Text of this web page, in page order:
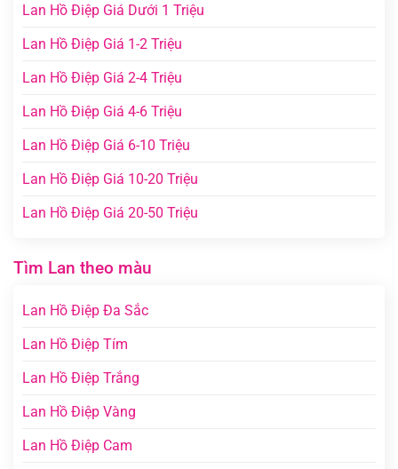
Lan Hồ Điệp Giá Dưới 1 Triệu
Lan Hồ Điệp Giá 1-2 Triệu
Lan Hồ Điệp Giá 2-4 Triệu
Lan Hồ Điệp Giá 4-6 Triệu
Lan Hồ Điệp Giá 6-10 Triệu
Lan Hồ Điệp Giá 10-20 Triệu
Lan Hồ Điệp Giá 20-50 Triệu
Tìm Lan theo màu
Lan Hồ Điệp Đa Sắc
Lan Hồ Điệp Tím
Lan Hồ Điệp Trắng
Lan Hồ Điệp Vàng
Lan Hồ Điệp Cam